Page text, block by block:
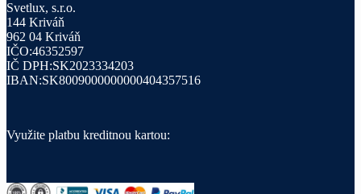
Svetlux, s.r.o.
144 Kriváň
962 04 Kriváň
IČO:46352597
IČ DPH:SK2023334203
IBAN:SK8009000000000404357516
Využite platbu kreditnou kartou: